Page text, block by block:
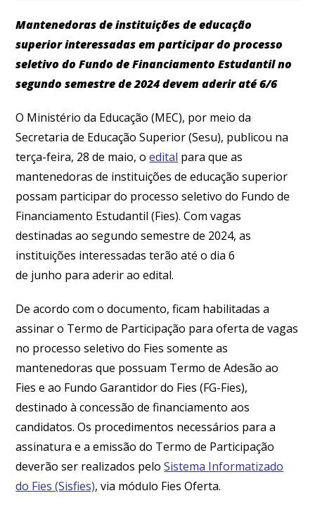
Mantenedoras de instituições de educação
superior interessadas em participar do processo
seletivo do Fundo de Financiamento Estudantil no
segundo semestre de 2024 devem aderir até 6/6
O Ministério da Educação (MEC), por meio da
Secretaria de Educação Superior (Sesu), publicou na
terça-feira, 28 de maio, oedital para que as
mantenedoras de instituições de educação superior
possam participar do processo seletivo do Fundo de
Financiamento Estudantil (Fies). Com vagas
destinadas ao segundo semestre de 2024, as
instituições interessadas terão até o dia 6
de junho para aderir ao edital.
De acordo com o documento, ficam habilitadas a
assinar o Termo de Participação para oferta de vagas
no processo seletivo do Fies somente as
mantenedoras que possuam Termo de Adesão ao
Fies e ao Fundo Garantidor do Fies (FG-Fies),
destinado à concessão de financiamento aos
candidatos. Os procedimentos necessários para a
assinatura e a emissão do Termo de Participação
deverão ser realizados peloSistema Informatizado
do Fies (Sisfies), via módulo Fies Oferta.